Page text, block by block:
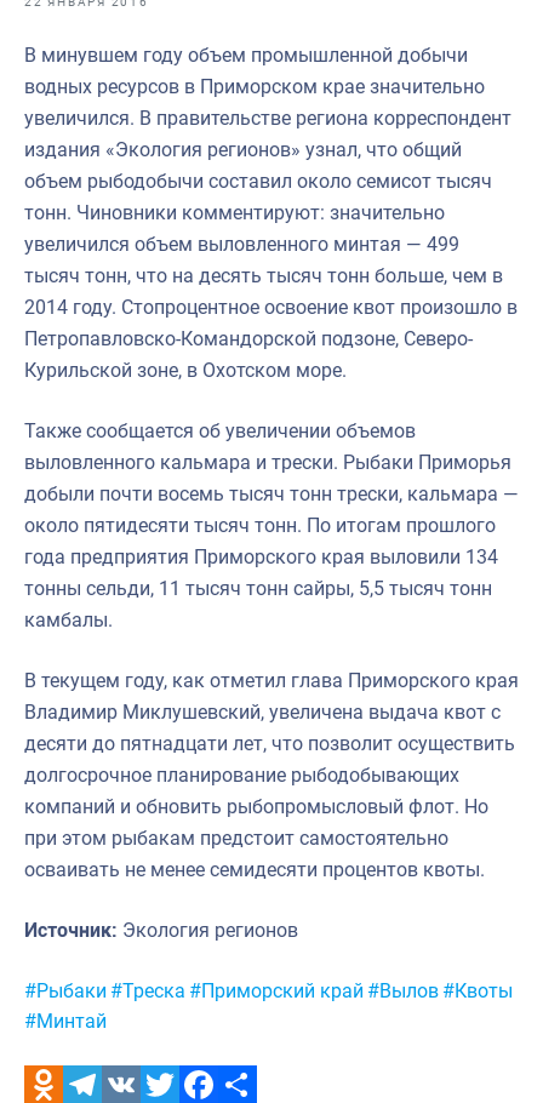
Выставки и конференции
Научно-практическая литература
Рыбоохрана России
Инфографика
Укрепление духовно-нравственных ценностей
События в России и мире
В минувшем году объем промышленной добычи
водных ресурсов в Приморском крае значительно
увеличился. В правительстве региона корреспондент
издания «Экология регионов» узнал, что общий
объем рыбодобычи составил около семисот тысяч
тонн. Чиновники комментируют: значительно
увеличился объем выловленного минтая — 499
тысяч тонн, что на десять тысяч тонн больше, чем в
2014 году. Стопроцентное освоение квот произошло в
Петропавловско-Командорской подзоне, Северо-
Курильской зоне, в Охотском море.
Также сообщается об увеличении объемов
выловленного кальмара и трески. Рыбаки Приморья
добыли почти восемь тысяч тонн трески, кальмара —
около пятидесяти тысяч тонн. По итогам прошлого
года предприятия Приморского края выловили 134
тонны сельди, 11 тысяч тонн сайры, 5,5 тысяч тонн
камбалы.
В текущем году, как отметил глава Приморского края
Владимир Миклушевский, увеличена выдача квот с
десяти до пятнадцати лет, что позволит осуществить
долгосрочное планирование рыбодобывающих
компаний и обновить рыбопромысловый флот. Но
при этом рыбакам предстоит самостоятельно
осваивать не менее семидесяти процентов квоты.
Источник: Экология регионов
Метки:
#Рыбаки #Треска #Приморский край #Вылов #Квоты
#Минтай